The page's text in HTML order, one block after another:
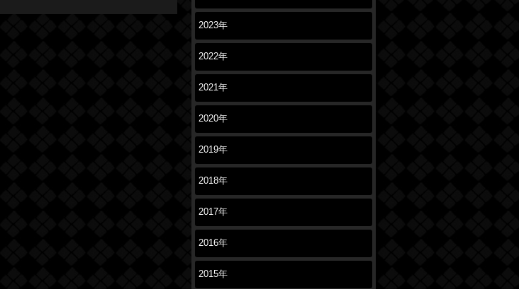
2023年
2022年
2021年
2020年
2019年
2018年
2017年
2016年
2015年